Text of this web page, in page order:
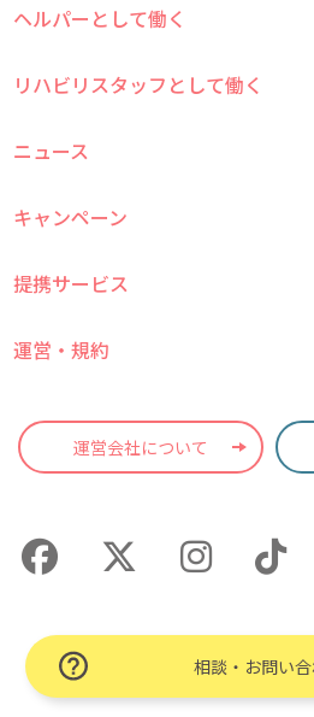
ヘルパーとして働く
リハビリスタッフとして働く
ニュース
キャンペーン
提携サービス
運営・規約
運営会社について
相談・お問い